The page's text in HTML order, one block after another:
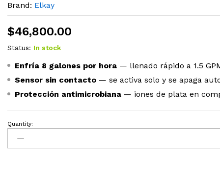
Brand: Elkay
$46,800.00
Status: In stock
Enfría 8 galones por hora — llenado rápido a 1.5
Sensor sin contacto — se activa solo y se apaga
Protección antimicrobiana — iones de plata en
Quantity: